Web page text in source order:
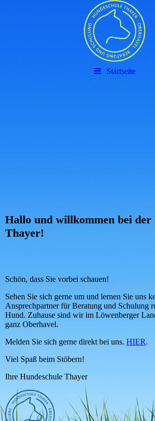
Startseite
Hallo und willkommen bei der
Thayer!
Schön, dass Sie vorbei schauen!
Sehen Sie sich gerne um und lernen Sie uns
Ansprechpartner für Beratung und Schulung
Hund. Zuhause sind wir im Löwenberger
ganz Oberhavel.
Melden Sie sich gerne direkt bei uns. HIER.
Viel Spaß beim Stöbern!
Ihre Hundeschule Thayer